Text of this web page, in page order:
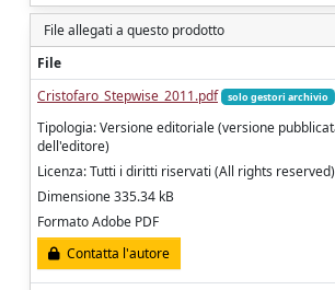
File allegati a questo prodotto
File
Cristofaro_Stepwise_2011.pdf
solo gestori archivio
Tipologia: Versione editoriale (versione
dell'editore)
Licenza: Tutti i diritti riservati (All rights reserved)
Dimensione 335.34 kB
Formato Adobe PDF
Contatta l'autore